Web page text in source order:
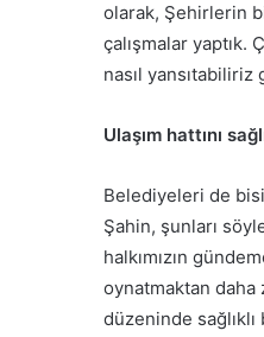
olarak, Şehirlerin
çalışmalar yaptık.
nasıl yansıtabiliriz
Ulaşım hattını
Belediyeleri de
Şahin, şunları
halkımızın
oynatmaktan daha
düzeninde sağlıklı